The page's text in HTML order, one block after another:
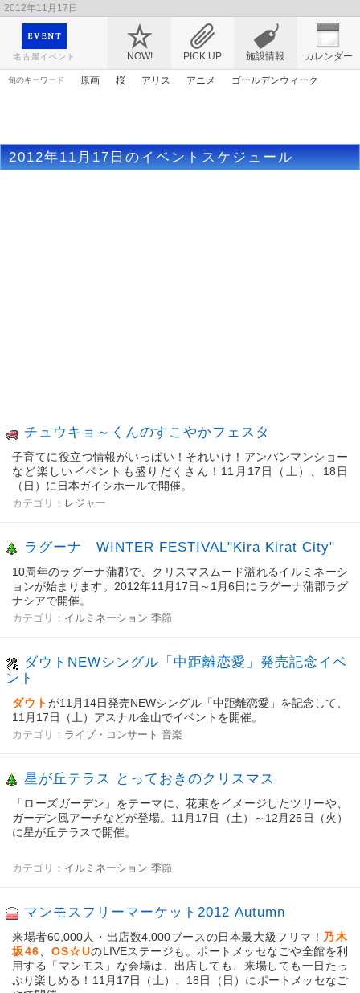
2012年11月17日
映画や音楽コンサート、レジャーやアート、テレビ、ショップ、出会い、転職まで名古
屋のイベント情報を幅広く掲載
名古屋イベント NOW! PICK UP カレンダー
施設情報
旬のキーワード 原画 桜 アリス アニメ
ゴールデンウィーク
2012年11月17日のイベントスケジュール
チュウキョ～くんのすこやかフェスタ
子育てに役立つ情報がいっぱい！それいけ！アンパンマンショー
など楽しいイベントも盛りだくさん！11月17日（土）、18日
（日）に日本ガイシホールで開催。
カテゴリ： レジャー
ラグーナ WINTER FESTIVAL"Kira Kirat City"
10周年のラグーナ蒲郡で、クリスマスムード溢れるイルミネーシ
ョンが始まります。2012年11月17日～1月6日にラグーナ蒲郡ラグ
ナシアで開催。
カテゴリ： イルミネーション 季節
ダウトNEWシングル「中距離恋愛」発売記念イベ
ント
ダウトが11月14日発売NEWシングル「中距離恋愛」を記念して、
11月17日（土）アスナル金山でイベントを開催。
カテゴリ： ライブ・コンサート 音楽
星が丘テラス とっておきのクリスマス
「ローズガーデン」をテーマに、花束をイメージしたツリーや、
ガーデン風アーチなどが登場。11月17日（土）～12月25日（火）
に星が丘テラスで開催。
カテゴリ： イルミネーション 季節
マンモスフリーマーケット2012 Autumn
来場者60,000人・出店数4,000ブースの日本最大級フリマ！ 乃木
坂46
OS☆UのLIVEステージも。ポートメッセなごや全館を利
用する「マンモス」な会場は、出店しても、来場しても一日たっ
ぷり楽しめる！11月17日（土）、18日（日）にポートメッセなご